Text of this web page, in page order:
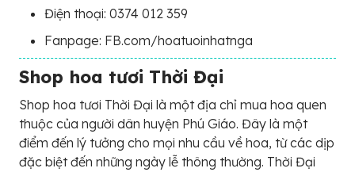
Điện thoại: 0374 012 359
Fanpage: FB.com/hoatuoinhatnga
Shop hoa tươi Thời Đại
Shop hoa tươi Thời Đại là một địa chỉ mua hoa quen
thuộc của người dân huyện Phú Giáo. Đây là một
điểm đến lý tưởng cho mọi nhu cầu về hoa, từ các dịp
đặc biệt đến những ngày lễ thông thường. Thời Đại